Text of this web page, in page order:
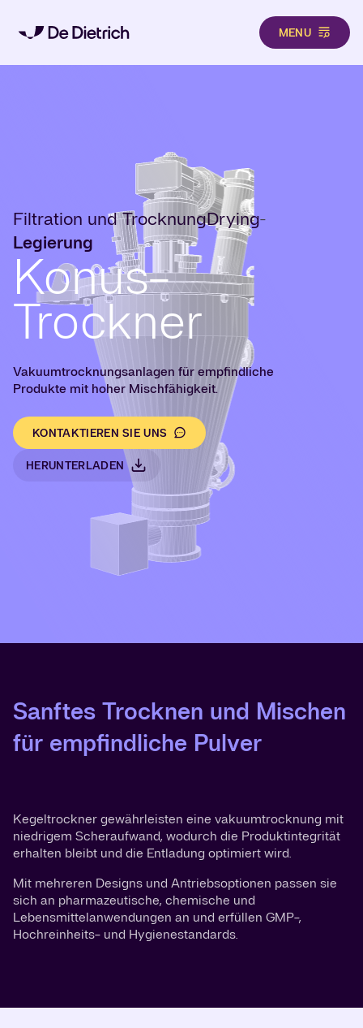
MENU
Filtration und TrocknungDrying-
Legierung
Konus-
Trockner
Vakuumtrocknungsanlagen für empfindliche
Produkte mit hoher Mischfähigkeit.
KONTAKTIEREN SIE UNS
HERUNTERLADEN
Sanftes Trocknen und Mischen
für empfindliche Pulver
Kegeltrockner gewährleisten eine vakuumtrocknung mit
niedrigem Scheraufwand, wodurch die Produktintegrität
erhalten bleibt und die Entladung optimiert wird.
Mit mehreren Designs und Antriebsoptionen passen sie
sich an pharmazeutische, chemische und
Lebensmittelanwendungen an und erfüllen GMP-,
Hochreinheits- und Hygienestandards.